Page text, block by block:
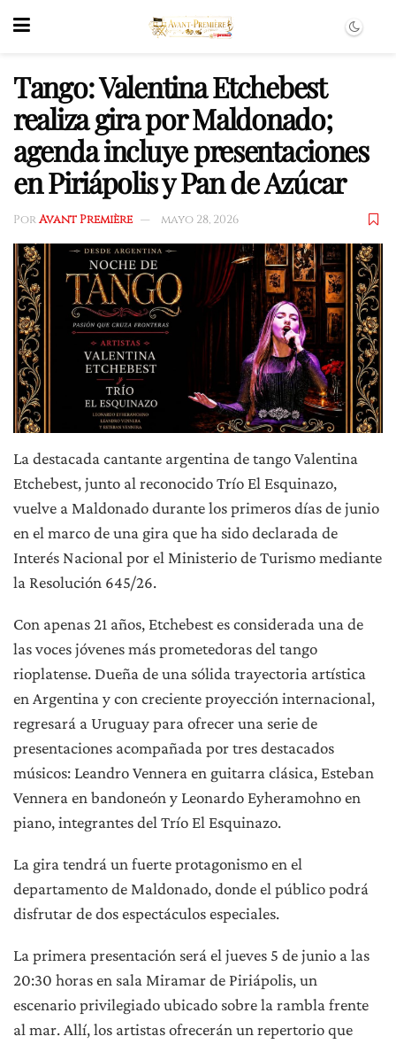
Tango: Valentina Etchebest
realiza gira por Maldonado;
agenda incluye presentaciones
en Piriápolis y Pan de Azúcar
PorAvant Première mayo 28, 2026
La destacada cantante argentina de tango Valentina
Etchebest, junto al reconocido Trío El Esquinazo,
vuelve a Maldonado durante los primeros días de junio
en el marco de una gira que ha sido declarada de
Interés Nacional por el Ministerio de Turismo mediante
la Resolución 645/26.
Con apenas 21 años, Etchebest es considerada una de
las voces jóvenes más prometedoras del tango
rioplatense. Dueña de una sólida trayectoria artística
en Argentina y con creciente proyección internacional,
regresará a Uruguay para ofrecer una serie de
presentaciones acompañada por tres destacados
músicos: Leandro Vennera en guitarra clásica, Esteban
Vennera en bandoneón y Leonardo Eyheramohno en
piano, integrantes del Trío El Esquinazo.
La gira tendrá un fuerte protagonismo en el
departamento de Maldonado, donde el público podrá
disfrutar de dos espectáculos especiales.
La primera presentación será el jueves 5 de junio a las
20:30 horas en sala Miramar de Piriápolis, un
escenario privilegiado ubicado sobre la rambla frente
al mar. Allí, los artistas ofrecerán un repertorio que